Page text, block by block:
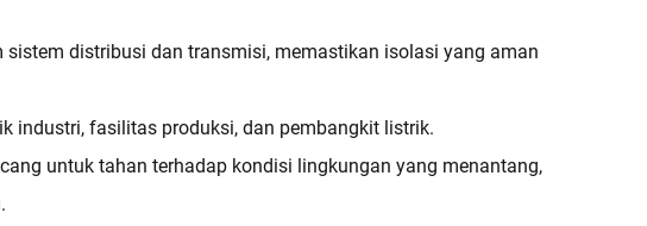
sistem distribusi dan transmisi, memastikan isolasi yang aman
industri, fasilitas produksi, dan pembangkit listrik.
untuk tahan terhadap kondisi lingkungan yang menantang,